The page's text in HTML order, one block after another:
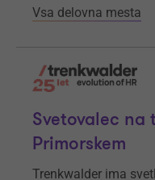
Vsa delovna mesta
Svetovalec
Primorskem
Trenkwalder ima